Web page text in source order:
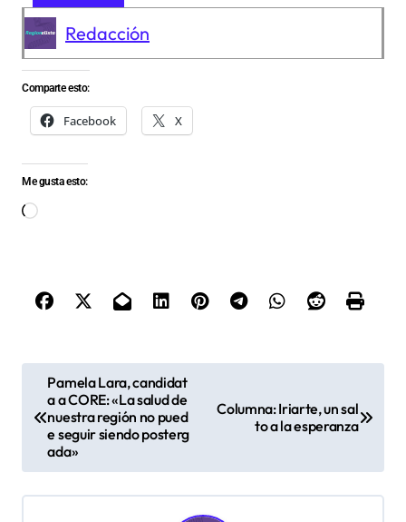
Redacción
Comparte esto:
Facebook X
Me gusta esto:
Cargando...
e
g
Pamela Lara, candidat
a a CORE: «La salud de
nuestra región no pued
e seguir siendo posterg
ada»
Columna: Iriarte, un sal
to a la esperanza